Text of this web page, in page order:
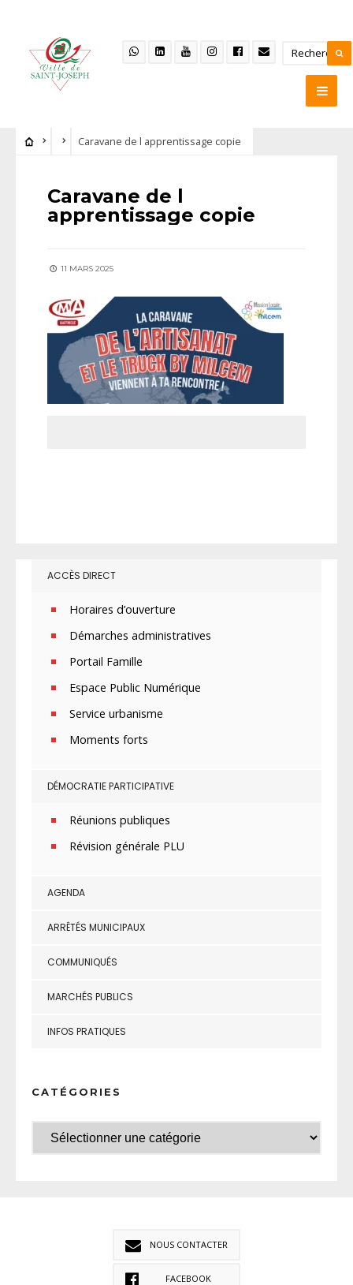
Caravane de l apprentissage copie
Caravane de l
apprentissage copie
11 MARS 2025
ACCÈS DIRECT
Horaires d’ouverture
Démarches administratives
Portail Famille
Espace Public Numérique
Service urbanisme
Moments forts
DÉMOCRATIE PARTICIPATIVE
Réunions publiques
Révision générale PLU
AGENDA
ARRÊTÉS MUNICIPAUX
COMMUNIQUÉS
MARCHÉS PUBLICS
INFOS PRATIQUES
CATÉGORIES
NOUS CONTACTER
FACEBOOK